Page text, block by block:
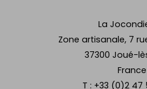
La
Zone artisanale, 7
37300 Joué-
France
T : +33 (0)2 47